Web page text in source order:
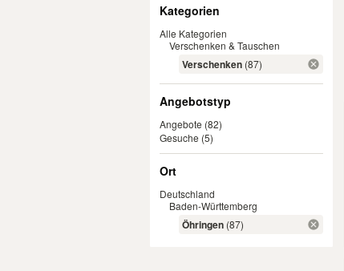
Kategorien
Alle Kategorien
Verschenken & Tauschen
Verschenken (87)
Angebotstyp
Angebote (82)
Gesuche (5)
Ort
Deutschland
Baden-Württemberg
Öhringen (87)